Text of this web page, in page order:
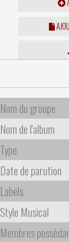
Nom du groupe
Nom de l'album
Type
Date de parution
Labels
Style Musical
Membres